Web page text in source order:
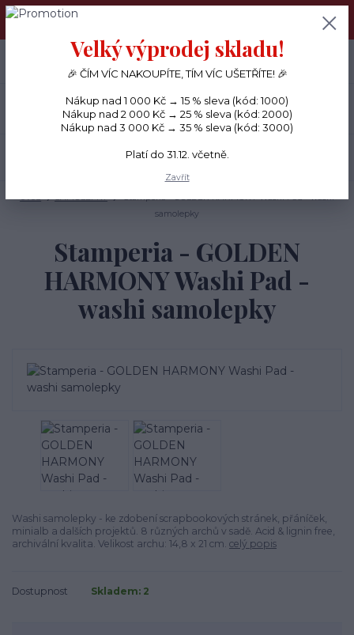
PŘÁNÍČKA a PAPÍROVÉ DÁRKY odesílám každý den, KREATIVNÍ
Menu
CZK
+420 734 380 930
(Po-Ne, 8-20 hod.)
samolepky
Stamperia - GOLDEN
HARMONY Washi Pad -
washi samolepky
Washi samolepky - ke zdobení scrapbookových stránek, přáníček,
minialb a dalších projektů. 8 různých archů v sadě. Acid & lignin free,
archivální kvalita. Velikost archu: 14,8 x 21 cm. celý popis
Dostupnost Skladem: 2
Velký výprodej skladu!
🎉 ČÍM VÍC NAKOUPÍTE, TÍM VÍC UŠETŘÍTE! 🎉
Nákup nad 1 000 Kč → 15 % sleva (kód: 1000)
Nákup nad 2 000 Kč → 25 % sleva (kód: 2000)
Nákup nad 3 000 Kč → 35 % sleva (kód: 3000)
Platí do 31.12. včetně.
Zavřít